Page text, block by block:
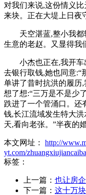
对我们来说,这份情义
来块。正在大堤上日夜
天空湛蓝,整小我都
生意的老赵。又显得我
小杰也正在,我开车
去银行取钱,她也同意:“
单讲了昔时抗洪的履历
想了想:“三万是不是少
跌进了一个管涌口。还
钱,长江流域发生特大
天,看向老张。”半夜的
本文网址： http://
yt.com/
标签：
上一篇： 也让房
下一篇： 这十万